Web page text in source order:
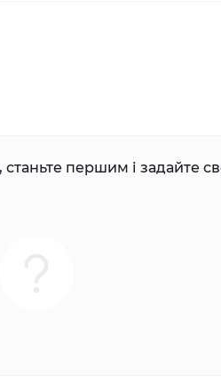
першим і задайте